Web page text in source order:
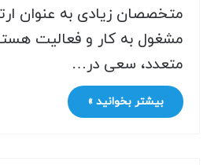
متخصصان زیادی به عنوان
مشغول به کار و فعالیت
متعدد، سعی در…
بیشتر بخوانید »